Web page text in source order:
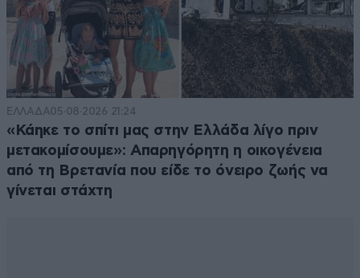
ΕΛΛΑΔΑ05·08·2026 21:24
«Κάηκε το σπίτι μας στην Ελλάδα λίγο πριν
μετακομίσουμε»: Απαρηγόρητη η οικογένεια
από τη Βρετανία που είδε το όνειρο ζωής να
γίνεται στάχτη